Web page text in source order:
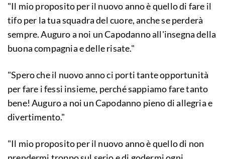
"Il mio proposito per il nuovo anno è quello di fare il
tifo per la tua squadra del cuore, anche se perderà
sempre. Auguro a noi un Capodanno all'insegna della
buona compagnia e delle risate."
"Spero che il nuovo anno ci porti tante opportunità
per fare i fessi insieme, perché sappiamo fare tanto
bene! Auguro a noi un Capodanno pieno di allegria e
divertimento."
"Il mio proposito per il nuovo anno è quello di non